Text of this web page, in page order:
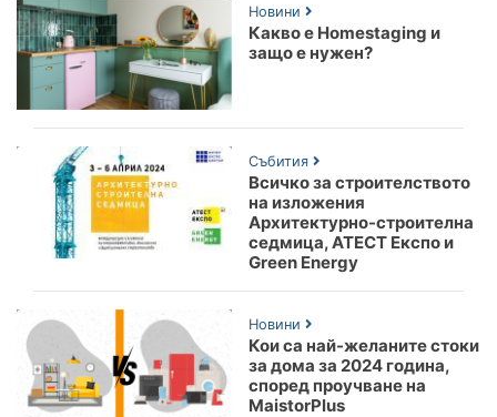
Новини
Какво е Homestaging и
защо е нужен?
Събития
Всичко за строителството
на изложения
Архитектурно-строителна
седмица, АТЕСТ Експо и
Green Energy
Новини
Кои са най-желаните стоки
за дома за 2024 година,
според проучване на
MaistorPlus